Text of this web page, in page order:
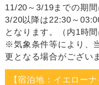
11/20～3/19までの期
3/20以降は22:30～
となります。（内1時
※気象条件等により、
更となる場合がござい
【宿泊地：イエロー